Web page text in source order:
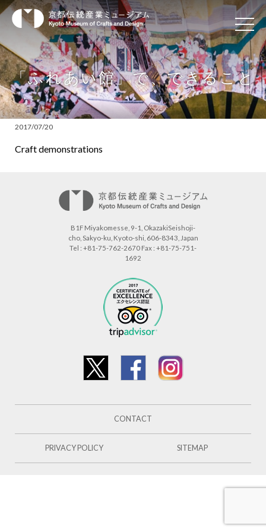
「ふれあい館」で、できること
2017/07/20
Craft demonstrations
B1F Miyakomesse, 9-1, OkazakiSeishoji-
cho, Sakyo-ku, Kyoto-shi, 606-8343, Japan
Tel : +81-75-762-2670 Fax : +81-75-751-
1692
CONTACT
PRIVACY POLICY SITEMAP